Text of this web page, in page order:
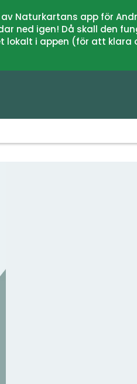
Naturkartans app för
ned igen! Då skall den
i appen (för att